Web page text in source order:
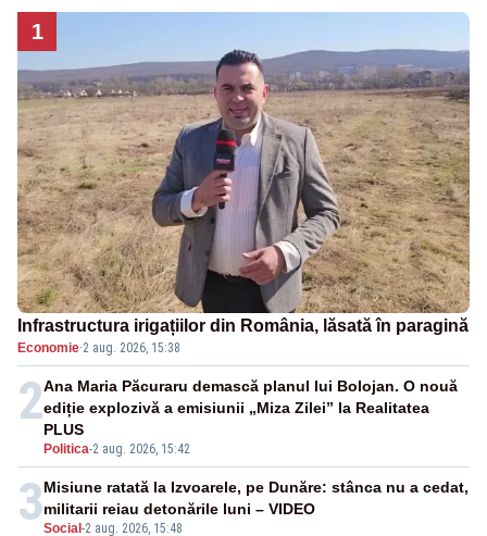
1
Infrastructura irigațiilor din România, lăsată în paragină
Economie·2 aug. 2026, 15:38
2
Politica-2 aug. 2026, 15:42
Ana Maria Păcuraru demască planul lui Bolojan. O nouă
ediție explozivă a emisiunii „Miza Zilei” la Realitatea
PLUS
3Social -2 aug. 2026, 15:48
Misiune ratată la Izvoarele, pe Dunăre: stânca nu a cedat,
militarii reiau detonările luni – VIDEO